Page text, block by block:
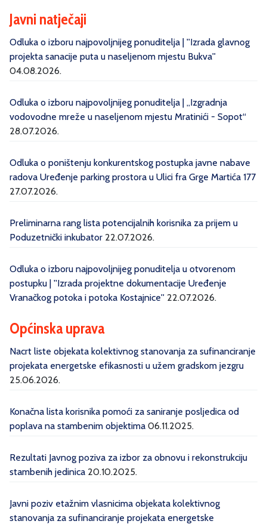
Javni natječaji
Odluka o izboru najpovoljnijeg ponuditelja | ''Izrada glavnog
projekta sanacije puta u naseljenom mjestu Bukva''
04.08.2026.
Odluka o izboru najpovoljnijeg ponuditelja | „Izgradnja
vodovodne mreže u naseljenom mjestu Mratinići - Sopot“
28.07.2026.
Odluka o poništenju konkurentskog postupka javne nabave
radova Uređenje parking prostora u Ulici fra Grge Martića 177
27.07.2026.
Preliminarna rang lista potencijalnih korisnika za prijem u
Poduzetnički inkubator 22.07.2026.
Odluka o izboru najpovoljnijeg ponuditelja u otvorenom
postupku | ''Izrada projektne dokumentacije Uređenje
Vranačkog potoka i potoka Kostajnice'' 22.07.2026.
Općinska uprava
Nacrt liste objekata kolektivnog stanovanja za sufinanciranje
projekata energetske efikasnosti u užem gradskom jezgru
25.06.2026.
Konačna lista korisnika pomoći za saniranje posljedica od
poplava na stambenim objektima 06.11.2025.
Rezultati Javnog poziva za izbor za obnovu i rekonstrukciju
stambenih jedinica 20.10.2025.
Javni poziv etažnim vlasnicima objekata kolektivnog
stanovanja za sufinanciranje projekata energetske